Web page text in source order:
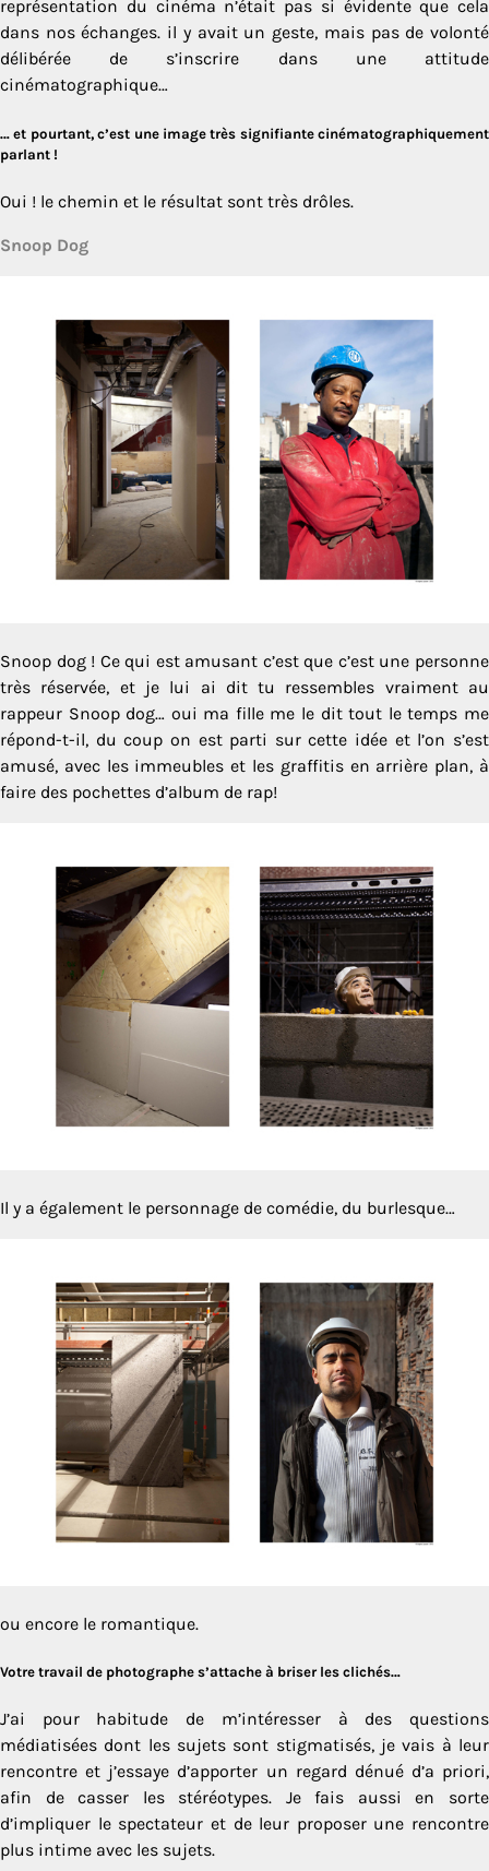
représentation du cinéma n’était pas si évidente que cela
dans nos échanges. il y avait un geste, mais pas de volonté
délibérée de s’inscrire dans une attitude
cinématographique…
… et pourtant, c’est une image très signifiante cinématographiquement
parlant !
Oui ! le chemin et le résultat sont très drôles.
Snoop Dog
Snoop dog ! Ce qui est amusant c’est que c’est une personne
très réservée, et je lui ai dit tu ressembles vraiment au
rappeur Snoop dog… oui ma fille me le dit tout le temps me
répond-t-il, du coup on est parti sur cette idée et l’on s’est
amusé, avec les immeubles et les graffitis en arrière plan, à
faire des pochettes d’album de rap!
Il y a également le personnage de comédie, du burlesque…
ou encore le romantique.
Votre travail de photographe s’attache à briser les clichés…
J’ai pour habitude de m’intéresser à des questions
médiatisées dont les sujets sont stigmatisés, je vais à leur
rencontre et j’essaye d’apporter un regard dénué d’a priori,
afin de casser les stéréotypes. Je fais aussi en sorte
d’impliquer le spectateur et de leur proposer une rencontre
plus intime avec les sujets.